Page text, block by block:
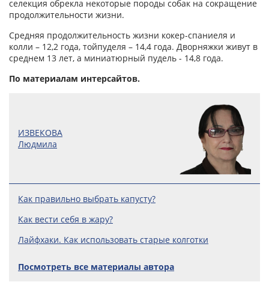
селекция обрекла некоторые породы собак на сокращение
продолжительности жизни.
Средняя продолжительность жизни кокер-спаниеля и
колли – 12,2 года, тойпуделя – 14,4 года. Дворняжки живут в
среднем 13 лет, а миниатюрный пудель - 14,8 года.
По материалам интерсайтов.
ИЗВЕКОВА
Людмила
Как правильно выбрать капусту?
Как вести себя в жару?
Лайфхаки. Как использовать старые колготки
Посмотреть все материалы автора